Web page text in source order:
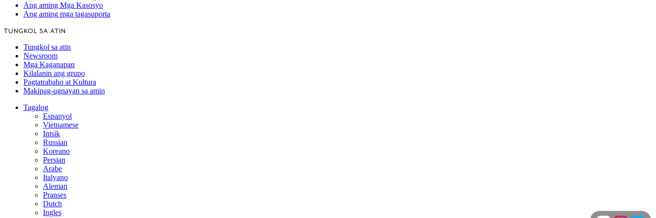
Ang aming Mga Kasosyo
Ang aming mga tagasuporta
TUNGKOL SA ATIN
Tungkol sa atin
Newsroom
Mga Kaganapan
Kilalanin ang grupo
Pagtatrabaho at Kultura
Makipag-ugnayan sa amin
Tagalog
Espanyol
Vietnamese
Intsik
Russian
Koreano
Persian
Arabe
Italyano
Aleman
Pranses
Dutch
Ingles